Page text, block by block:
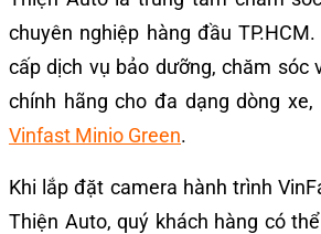
chuyên nghiệp hàng đầu
cấp dịch vụ bảo dưỡng, chăm sóc
chính hãng cho đa dạng dòng xe,
Vinfast Minio Green.
Khi lắp đặt camera hành trình
Thiện Auto, quý khách hàng có